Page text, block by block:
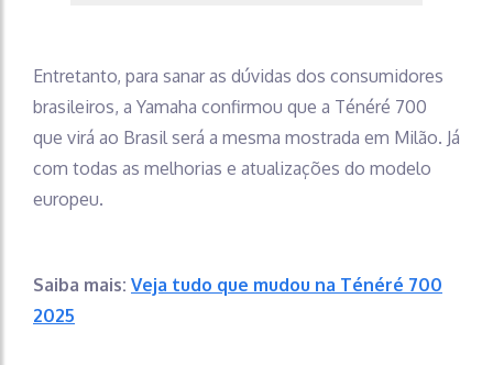
Entretanto, para sanar as dúvidas dos consumidores
brasileiros, a Yamaha confirmou que a Ténéré 700
que virá ao Brasil será a mesma mostrada em Milão. Já
com todas as melhorias e atualizações do modelo
europeu.
Saiba mais: Veja tudo que mudou na Ténéré 700
2025